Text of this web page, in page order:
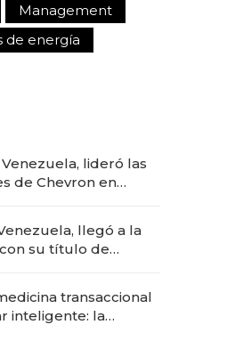
Management
de energía
lideró las
de Chevron en
llegó a la
su título de
"fast premium"
transaccional
inteligente: la